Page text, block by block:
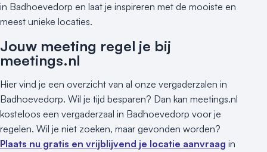
Theater
Varende locatie
in Badhoevedorp en laat je inspireren met de mooiste en
meest unieke locaties.
Jouw meeting regel je bij
meetings.nl
Hier vind je een overzicht van al onze vergaderzalen in
Badhoevedorp. Wil je tijd besparen? Dan kan meetings.nl
kosteloos een vergaderzaal in Badhoevedorp voor je
regelen. Wil je niet zoeken, maar gevonden worden?
Plaats nu gratis en vrijblijvend je locatie aanvraag in